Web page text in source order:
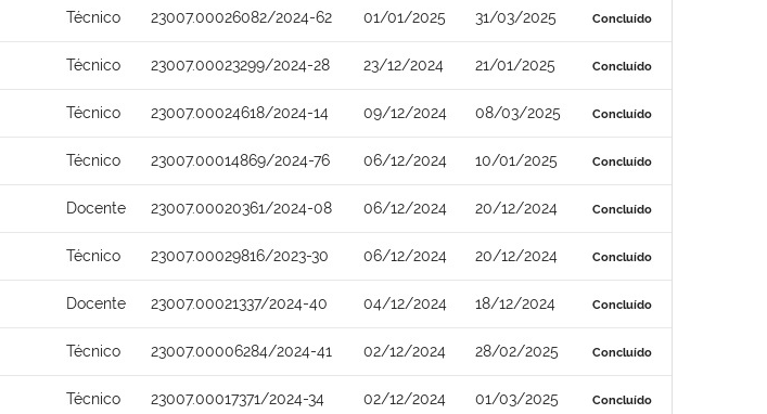
Técnico 23007.00026082/2024-62 01/01/2025 31/03/2025 Concluído
Técnico 23007.00023299/2024-28 23/12/2024 21/01/2025 Concluído
Técnico 23007.00024618/2024-14 09/12/2024 08/03/2025 Concluído
Técnico 23007.00014869/2024-76 06/12/2024 10/01/2025 Concluído
Docente 23007.00020361/2024-08 06/12/2024 20/12/2024 Concluído
Técnico 23007.00029816/2023-30 06/12/2024 20/12/2024 Concluído
Docente 23007.00021337/2024-40 04/12/2024 18/12/2024 Concluído
Técnico 23007.00006284/2024-41 02/12/2024 28/02/2025 Concluído
Técnico 23007.00017371/2024-34 02/12/2024 01/03/2025 Concluído